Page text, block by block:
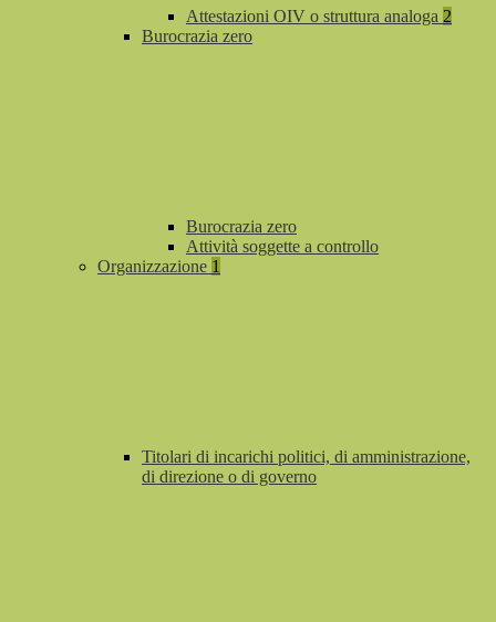
Attestazioni OIV o struttura analoga 2
Burocrazia zero
Burocrazia zero
Attività soggette a controllo
Organizzazione 1
Titolari di incarichi politici, di amministrazione,
di direzione o di governo